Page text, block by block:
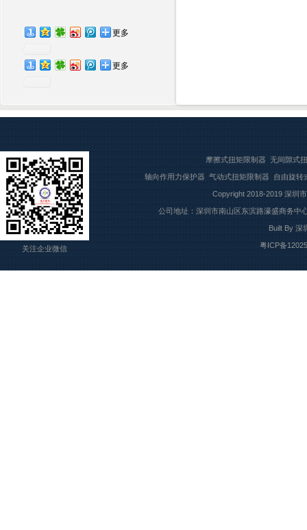
更多
更多
关注企业微信
摩擦式扭矩限制器 无间隙式
轴向作用力保护器 气动式扭矩限制器 自由旋转
Copyright 2018-2019 深圳
公司地址：深圳市南山区东滨路濠盛商务中
Built By 深
粤ICP备